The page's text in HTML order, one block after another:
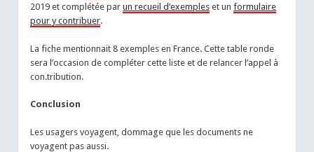
2019 et complétée parun recueil d’exemples et unformulaire
pour y contribuer.
La fiche mentionnait 8 exemples en France. Cette table ronde
sera l’occasion de compléter cette liste et de relancer l’appel à
con.tribution.
Conclusion
Les usagers voyagent, dommage que les documents ne
voyagent pas aussi.